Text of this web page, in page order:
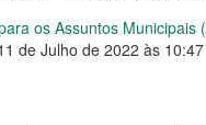
os Assuntos Municipais
de Julho de 2022 às 10:47